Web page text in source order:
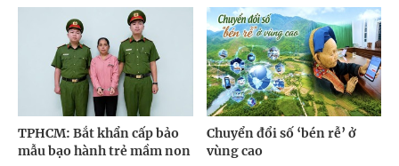
TPHCM: Bắt khẩn cấp bảo
mẫu bạo hành trẻ mầm non
Chuyển đổi số ‘bén rễ’ ở
vùng cao